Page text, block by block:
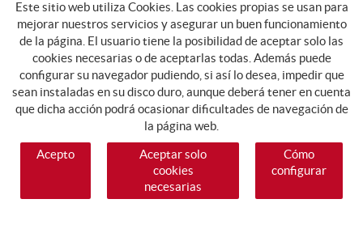
Este sitio web utiliza Cookies. Las cookies propias se usan para
mejorar nuestros servicios y asegurar un buen funcionamiento
de la página. El usuario tiene la posibilidad de aceptar solo las
cookies necesarias o de aceptarlas todas. Además puede
configurar su navegador pudiendo, si así lo desea, impedir que
sean instaladas en su disco duro, aunque deberá tener en cuenta
que dicha acción podrá ocasionar dificultades de navegación de
la página web.
Acepto
Aceptar solo
cookies
necesarias
Cómo
configurar